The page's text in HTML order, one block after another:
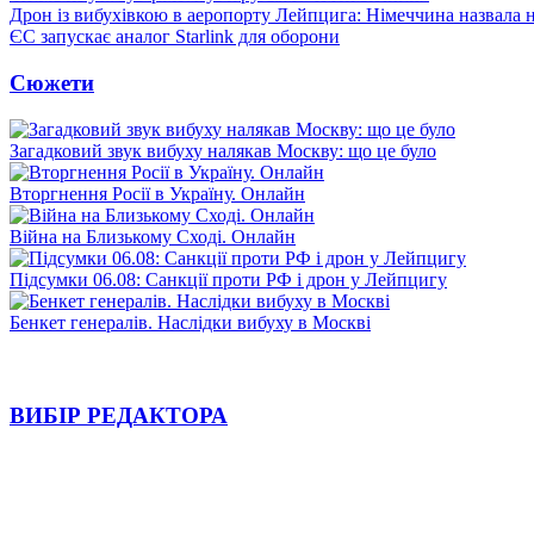
Дрон із вибухівкою в аеропорту Лейпцига: Німеччина назвала
ЄС запускає аналог Starlink для оборони
Сюжети
Загадковий звук вибуху налякав Москву: що це було
Вторгнення Росії в Україну. Онлайн
Війна на Близькому Сході. Онлайн
Підсумки 06.08: Санкції проти РФ і дрон у Лейпцигу
Бенкет генералів. Наслідки вибуху в Москві
ВИБІР РЕДАКТОРА